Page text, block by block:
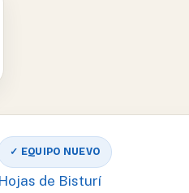
✓ EQUIPO NUEVO
Hojas de Bisturí